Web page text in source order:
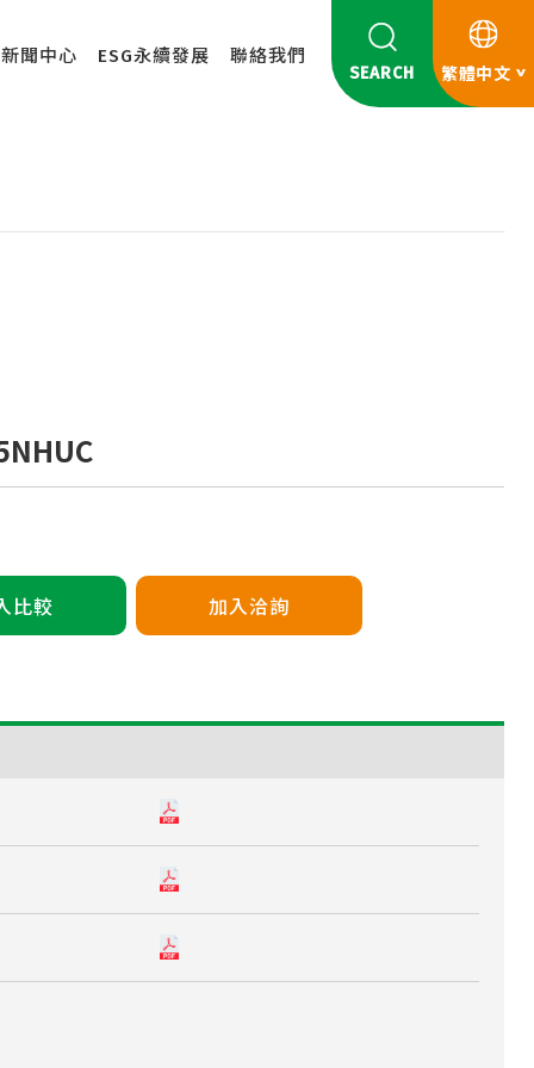
新聞中心 ESG永續發展 聯絡我們
SEARCH 繁體中文
比較 加入洽詢